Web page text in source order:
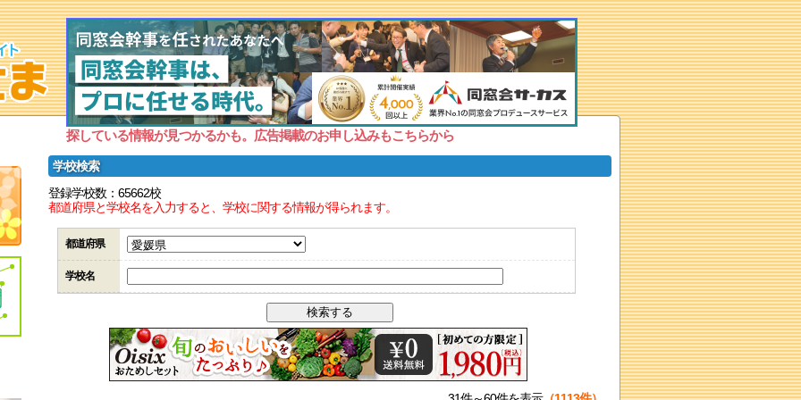
探している情報が見つかるかも。広告掲載のお申し込みもこちらから
学校検索
登録学校数：65662校
都道府県と学校名を入力すると、学校に関する情報が得られます。
都道府県
学校名